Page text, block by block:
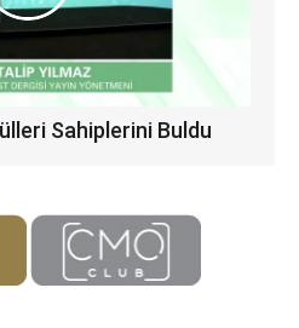
Sahiplerini Buldu